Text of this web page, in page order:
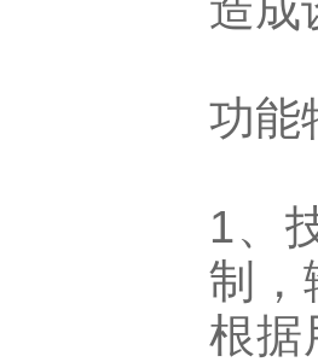
功能
1、
制，
根据